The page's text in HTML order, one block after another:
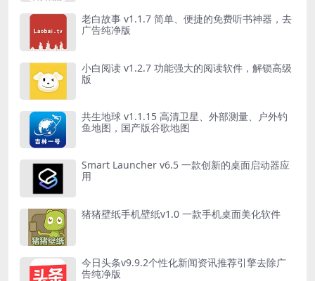
老白故事 v1.1.7 简单、便捷的免费听书神器，去
广告纯净版
小白阅读 v1.2.7 功能强大的阅读软件，解锁高级
版
共生地球 v1.1.15 高清卫星、外部测量、户外钓
鱼地图，国产版谷歌地图
Smart Launcher v6.5 一款创新的桌面启动器应
用
猪猪壁纸手机壁纸v1.0 一款手机桌面美化软件
今日头条v9.9.2个性化新闻资讯推荐引擎去除广
告纯净版